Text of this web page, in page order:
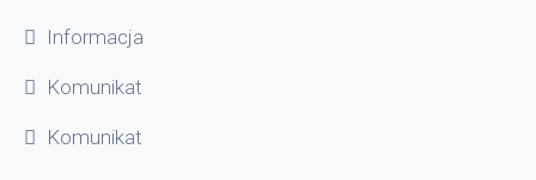
Informacja
Komunikat
Komunikat